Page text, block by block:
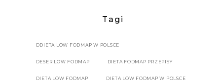
Tagi
DDIETA LOW FODMAP W POLSCE
DESER LOW FODMAP DIETA FODMAP PRZEPISY
DIETA LOW FODMAP DIETA LOW FODMAP W POLSCE